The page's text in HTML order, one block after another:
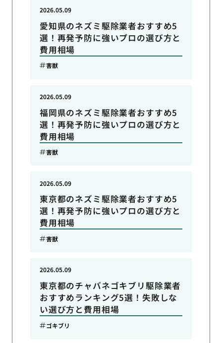
愛知県のネズミ駆除業者おすすめ5
選！再発予防に強いプロの選び方と
費用相場
2026.05.09
害獣
福岡県のネズミ駆除業者おすすめ5
選！再発予防に強いプロの選び方と
費用相場
2026.05.09
害獣
東京都のネズミ駆除業者おすすめ5
選！再発予防に強いプロの選び方と
費用相場
2026.05.09
害獣
東京都のチャバネゴキブリ駆除業者
おすすめランキング5選！失敗しな
い選び方と費用相場
2026.05.09
ゴキブリ